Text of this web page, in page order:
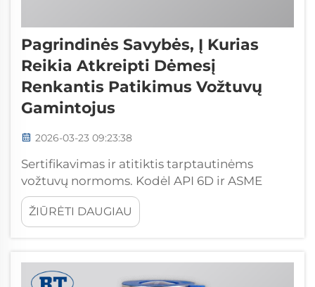
Pagrindinės Savybės, Į Kurias
Reikia Atkreipti Dėmesį
Renkantis Patikimus Vožtuvų
Gamintojus
2026-03-23 09:23:38
Sertifikavimas ir atitiktis tarptautinėms
vožtuvų normoms. Kodėl API 6D ir ASME
B16.34 standartai yra būtini saugos kritinėse
vožtuvų aplikacijose. API 6D ir ASME B16.34
standartai yra svarbios gairės naudojant
ŽIŪRĖTI DAUGIAU